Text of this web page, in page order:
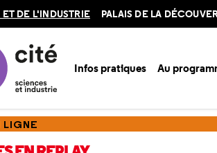
DE L'INDUSTRIE PALAIS DE LA
Infos pratiques Au
LIGNE